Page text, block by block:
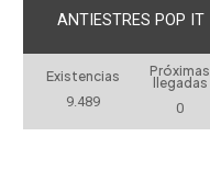
ANTIESTRES POP IT
Existencias
9.489
Próximas
llegadas
0